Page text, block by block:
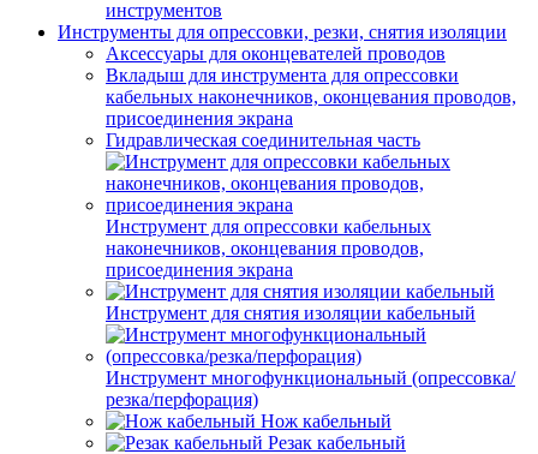
инструментов
Инструменты для опрессовки, резки, снятия изоляции
Аксессуары для оконцевателей проводов
Вкладыш для инструмента для опрессовки
кабельных наконечников, оконцевания проводов,
присоединения экрана
Гидравлическая соединительная часть
Инструмент для опрессовки кабельных
наконечников, оконцевания проводов,
присоединения экрана
Инструмент для снятия изоляции кабельный
Инструмент многофункциональный (опрессовка/
резка/перфорация)
Нож кабельный
Резак кабельный